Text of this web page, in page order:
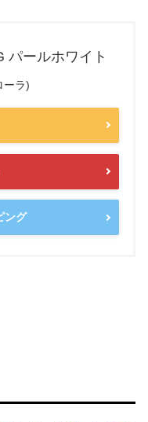
パールホワイト
ーラ)
ング